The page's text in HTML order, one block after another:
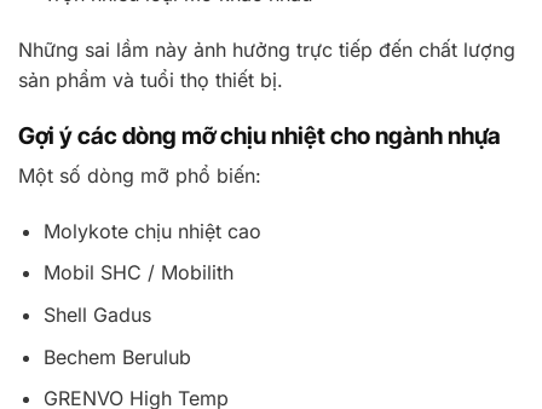
Những sai lầm này ảnh hưởng trực tiếp đến chất lượng
sản phẩm và tuổi thọ thiết bị.
Gợi ý các dòng mỡ chịu nhiệt cho ngành nhựa
Một số dòng mỡ phổ biến:
Molykote chịu nhiệt cao
Mobil SHC / Mobilith
Shell Gadus
Bechem Berulub
GRENVO High Temp